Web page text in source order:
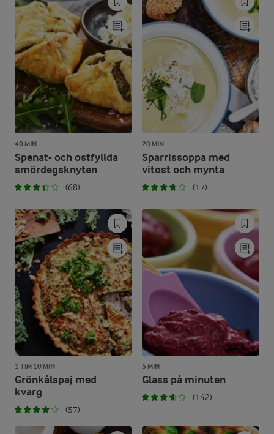
40 MIN
Spenat- och ostfyllda
smördegsknyten
(68)
20 MIN
Sparrissoppa med
vitost och mynta
(17)
1 TIM 10 MIN
Grönkålspaj med
kvarg
(57)
5 MIN
Glass på minuten
(142)